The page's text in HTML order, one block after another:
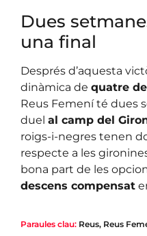
Dues
una final
Després d’aquesta
dinàmica de quatre
Reus Femení té dues
duel al camp del
roigs-i-negres tenen
respecte a les
bona part de les
descens compensat
Paraules clau: Reus, Reus